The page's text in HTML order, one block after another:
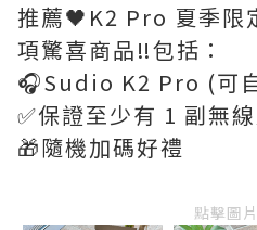
推薦🖤K2 Pro 夏季
項驚喜商品‼️包括：
🎧Sudio K2 Pro (可自
✅保證至少有 1 副無
🎁隨機加碼好禮
點擊圖